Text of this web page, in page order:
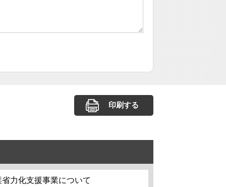
印刷する
力化支援事業について